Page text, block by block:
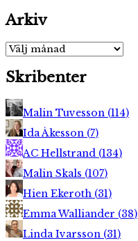
Arkiv
Arkiv
Skribenter
Malin Tuvesson (114)
Ida Åkesson (7)
AC Hellstrand (134)
Malin Skals (107)
Hien Ekeroth (31)
Emma Walliander (38)
Linda Ivarsson (31)